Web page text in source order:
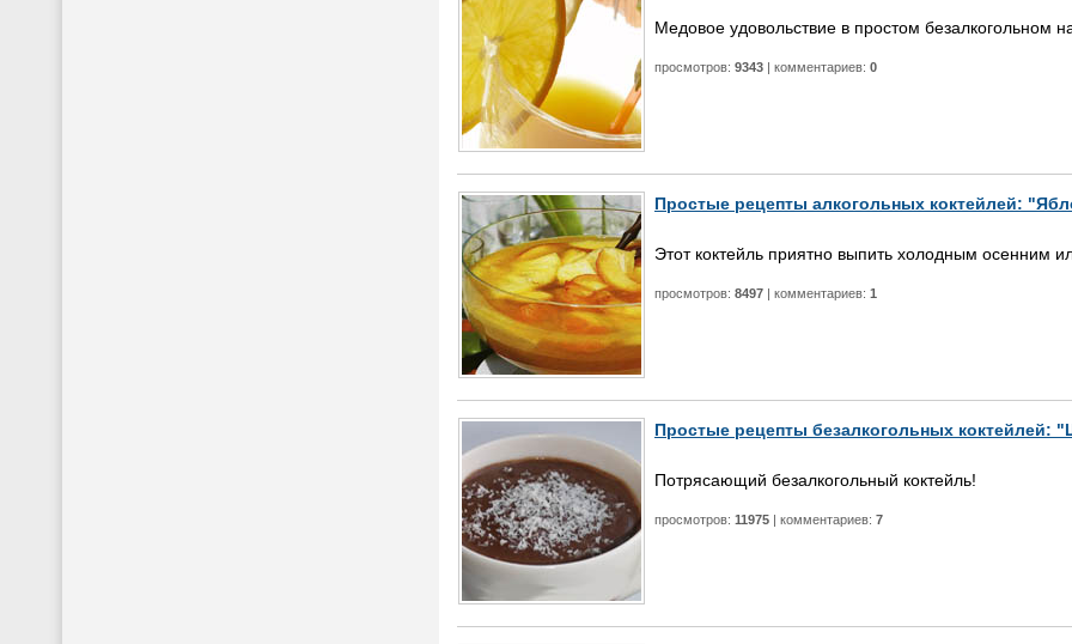
Медовое удовольствие в простом безалкогольном
просмотров: 9343 | комментариев: 0
Простые рецепты алкогольных коктейлей:
Этот коктейль приятно выпить холодным осенним
просмотров: 8497 | комментариев: 1
Простые рецепты безалкогольных коктейлей:
Потрясающий безалкогольный коктейль!
просмотров: 11975 | комментариев: 7